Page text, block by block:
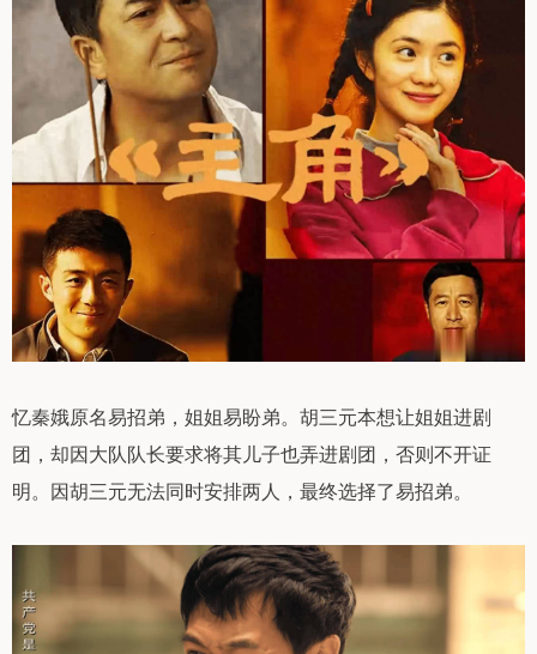
忆秦娥原名易招弟，姐姐易盼弟。胡三元本想让姐姐进剧
团，却因大队队长要求将其儿子也弄进剧团，否则不开证
明。因胡三元无法同时安排两人，最终选择了易招弟。